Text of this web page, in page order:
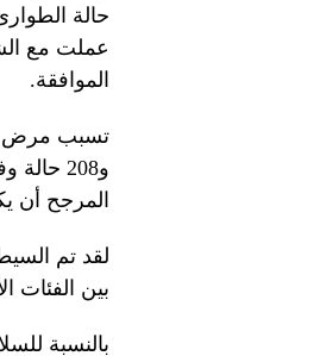
عملت مع
الموافقة.
المرجح أن
لقد تم
بين الفئات